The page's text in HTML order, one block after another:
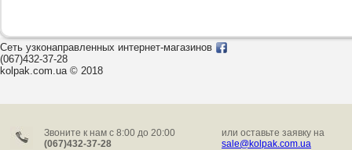
Сеть узконаправленных интернет-магазинов
(067)432-37-28
kolpak.com.ua © 2018
Звоните к нам c 8:00 до 20:00
(067)432-37-28
или оставьте заявку на
sale@kolpak.com.ua